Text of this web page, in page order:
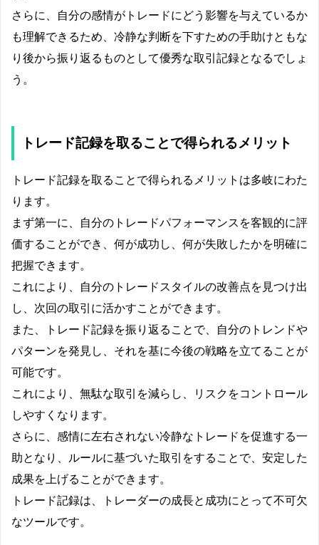
さらに、自分の感情がトレードにどう影響を与えているか
も理解できるため、冷静な判断を下すための手助けともな
り後から振り返るものとして優秀な取引記録となるでしょ
う。
トレード記録を取ることで得られるメリット
トレード記録を取ることで得られるメリットは多岐にわた
ります。
まず第一に、自分のトレードパフォーマンスを客観的に評
価することができ、何が成功し、何が失敗したかを明確に
把握できます。
これにより、自分のトレードスタイルの改善点を見つけ出
し、次回の取引に活かすことができます。
また、トレード記録を振り返ることで、自分のトレンドや
パターンを発見し、それを基に今後の戦略を立てることが
可能です。
これにより、無駄な取引を減らし、リスクをコントロール
しやすくなります。
さらに、感情に左右されない冷静なトレードを促進する一
助となり、ルールに基づいた取引をすることで、安定した
成果を上げることができます。
トレード記録は、トレーダーの成長と成功にとって不可欠
なツールです。